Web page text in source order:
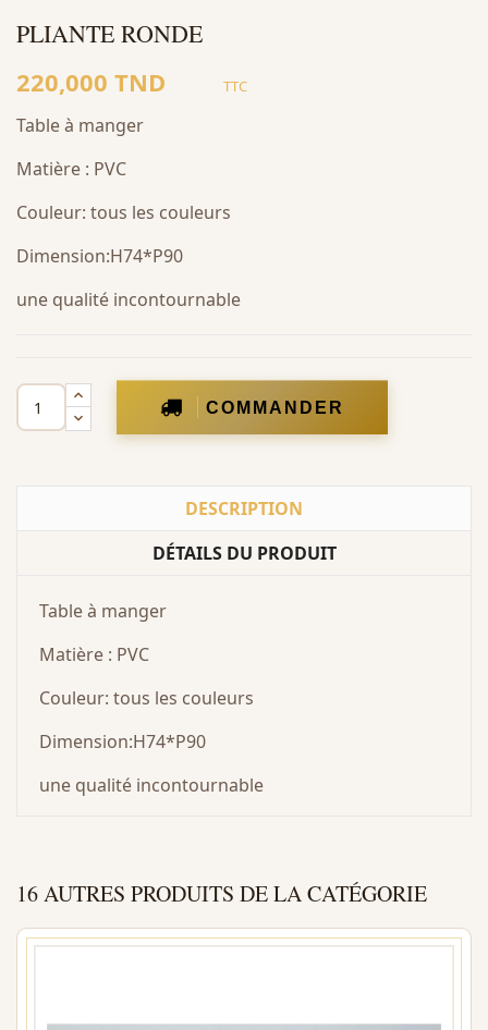
PLIANTE RONDE
220,000 TND TTC
Table à manger
Matière : PVC
Couleur: tous les couleurs
Dimension:H74*P90
une qualité incontournable
COMMANDER
DESCRIPTION
DÉTAILS DU PRODUIT
Table à manger
Matière : PVC
Couleur: tous les couleurs
Dimension:H74*P90
une qualité incontournable
16 AUTRES PRODUITS DE LA CATÉGORIE